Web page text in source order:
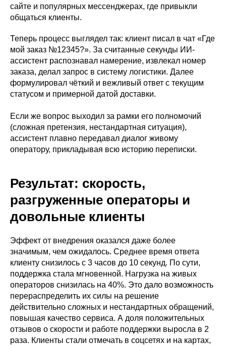
сайте и популярных мессенджерах, где привыкли
общаться клиенты.
Теперь процесс выглядел так: клиент писал в чат «Где
мой заказ №12345?». За считанные секунды ИИ-
ассистент распознавал намерение, извлекал номер
заказа, делал запрос в систему логистики. Далее
формулировал чёткий и вежливый ответ с текущим
статусом и примерной датой доставки.
Если же вопрос выходил за рамки его полномочий
(сложная претензия, нестандартная ситуация),
ассистент плавно передавал диалог живому
оператору, прикладывая всю историю переписки.
Результат: скорость,
разгруженные операторы и
довольные клиенты
Эффект от внедрения оказался даже более
значимым, чем ожидалось. Среднее время ответа
клиенту снизилось с 3 часов до 10 секунд. По сути,
поддержка стала мгновенной. Нагрузка на живых
операторов снизилась на 40%. Это дало возможность
перераспределить их силы на решение
действительно сложных и нестандартных обращений,
повышая качество сервиса. А доля положительных
отзывов о скорости и работе поддержки выросла в 2
раза. Клиенты стали отмечать в соцсетях и на картах,